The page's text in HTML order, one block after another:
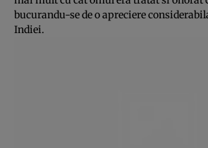
bucurandu-se de o apreciere
Indiei.